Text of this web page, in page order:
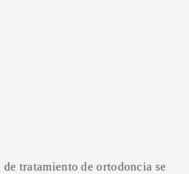
tratamiento de ortodoncia se